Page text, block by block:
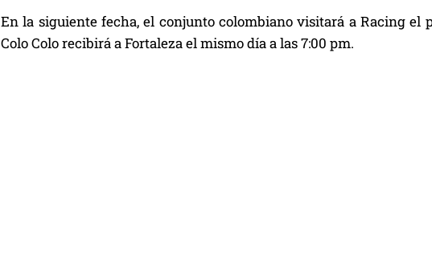
En la siguiente fecha, el conjunto colombiano visitará a Racing el
Colo Colo recibirá a Fortaleza el mismo día a las 7:00 pm.